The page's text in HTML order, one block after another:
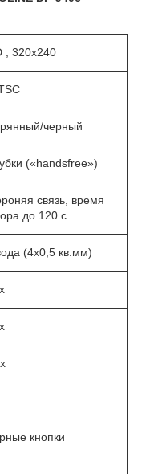
, 320x240
черный
(«handsfree»)
связь, время
до 120 с
(4х0,5 кв.мм)
кнопки